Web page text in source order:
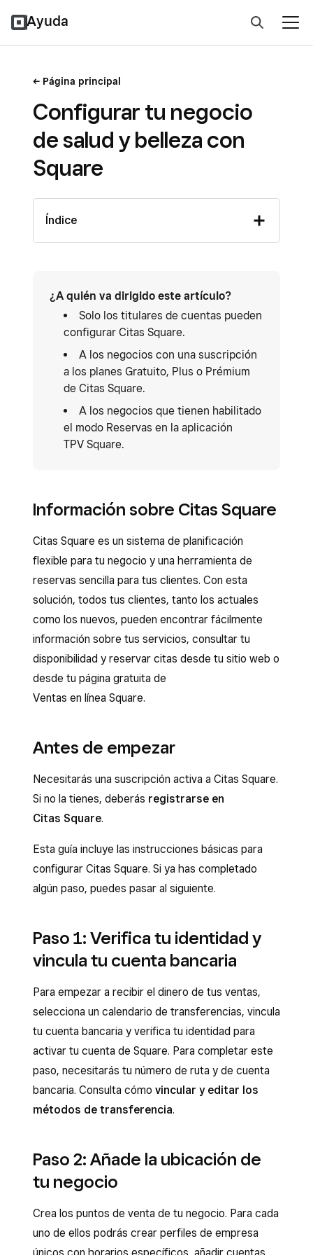
Ayuda
Página principal
Configurar tu negocio
de salud y belleza con
Square
Índice
¿A quién va dirigido este artículo?
Solo los titulares de cuentas pueden
configurar Citas Square.
A los negocios con una suscripción
a los planes Gratuito, Plus o Prémium
de Citas Square.
A los negocios que tienen habilitado
el modo Reservas en la aplicación
TPV Square.
Información sobre Citas Square
Citas Square es un sistema de planificación
flexible para tu negocio y una herramienta de
reservas sencilla para tus clientes. Con esta
solución, todos tus clientes, tanto los actuales
como los nuevos, pueden encontrar fácilmente
información sobre tus servicios, consultar tu
disponibilidad y reservar citas desde tu sitio web o
desde tu página gratuita de
Ventas en línea Square.
Antes de empezar
Necesitarás una suscripción activa a Citas Square.
Si no la tienes, deberás registrarse en
Citas Square.
Esta guía incluye las instrucciones básicas para
configurar Citas Square. Si ya has completado
algún paso, puedes pasar al siguiente.
Paso 1: Verifica tu identidad y
vincula tu cuenta bancaria
Para empezar a recibir el dinero de tus ventas,
selecciona un calendario de transferencias, vincula
tu cuenta bancaria y verifica tu identidad para
activar tu cuenta de Square. Para completar este
paso, necesitarás tu número de ruta y de cuenta
bancaria. Consulta cómo vincular y editar los
métodos de transferencia.
Paso 2: Añade la ubicación de
tu negocio
Crea los puntos de venta de tu negocio. Para cada
uno de ellos podrás crear perfiles de empresa